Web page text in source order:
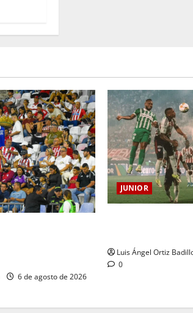
6 de agosto de 2026
JUNIOR
Luis Ángel Ortiz
0